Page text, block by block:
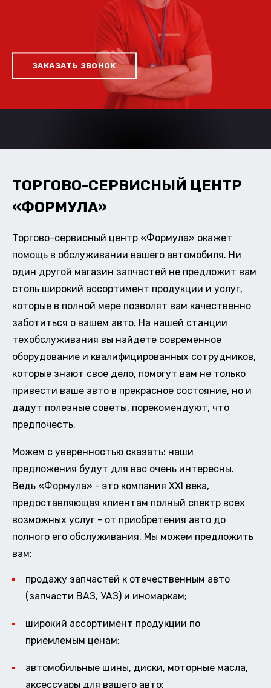
ЗАКАЗАТЬ ЗВОНОК
ТОРГОВО-СЕРВИСНЫЙ ЦЕНТР
«ФОРМУЛА»
Торгово-сервисный центр «Формула» окажет
помощь в обслуживании вашего автомобиля. Ни
один другой магазин запчастей не предложит вам
столь широкий ассортимент продукции и услуг,
которые в полной мере позволят вам качественно
заботиться о вашем авто. На нашей станции
техобслуживания вы найдете современное
оборудование и квалифицированных сотрудников,
которые знают свое дело, помогут вам не только
привести ваше авто в прекрасное состояние, но и
дадут полезные советы, порекомендуют, что
предпочесть.
Можем с уверенностью сказать: наши
предложения будут для вас очень интересны.
Ведь «Формула» - это компания XXI века,
предоставляющая клиентам полный спектр всех
возможных услуг - от приобретения авто до
полного его обслуживания. Мы можем предложить
вам:
продажу запчастей к отечественным авто
(запчасти ВАЗ, УАЗ) и иномаркам;
широкий ассортимент продукции по
приемлемым ценам;
автомобильные шины, диски, моторные масла,
аксессуары для вашего авто;